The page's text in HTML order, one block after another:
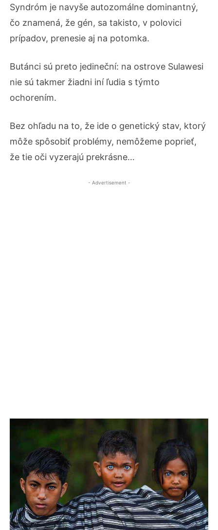
Syndróm je navyše autozomálne dominantný,
čo znamená, že gén, sa takisto, v polovici
prípadov, prenesie aj na potomka.
Butánci sú preto jedineční: na ostrove Sulawesi
nie sú takmer žiadni iní ľudia s týmto
ochorením.
Bez ohľadu na to, že ide o genetický stav, ktorý
môže spôsobiť problémy, nemôžeme poprieť,
že tie oči vyzerajú prekrásne…
- Advertisement -